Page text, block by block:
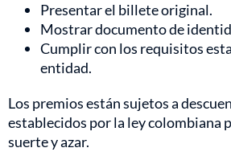
Presentar el billete original.
Mostrar documento de
Cumplir con los requisitos
entidad.
Los premios están sujetos a
establecidos por la ley colombiana
suerte y azar.